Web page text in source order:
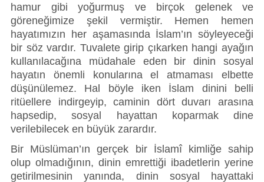
hamur gibi yoğurmuş ve birçok gelenek ve
göreneğimize şekil vermiştir. Hemen hemen
hayatımızın her aşamasında İslam’ın söyleyeceği
bir söz vardır. Tuvalete girip çıkarken hangi ayağın
kullanılacağına müdahale eden bir dinin sosyal
hayatın önemli konularına el atmaması elbette
düşünülemez. Hal böyle iken İslam dinini belli
ritüellere indirgeyip, caminin dört duvarı arasına
hapsedip, sosyal hayattan koparmak dine
verilebilecek en büyük zarardır.
Bir Müslüman’ın gerçek bir İslamî kimliğe sahip
olup olmadığının, dinin emrettiği ibadetlerin yerine
getirilmesinin yanında, dinin sosyal hayattaki